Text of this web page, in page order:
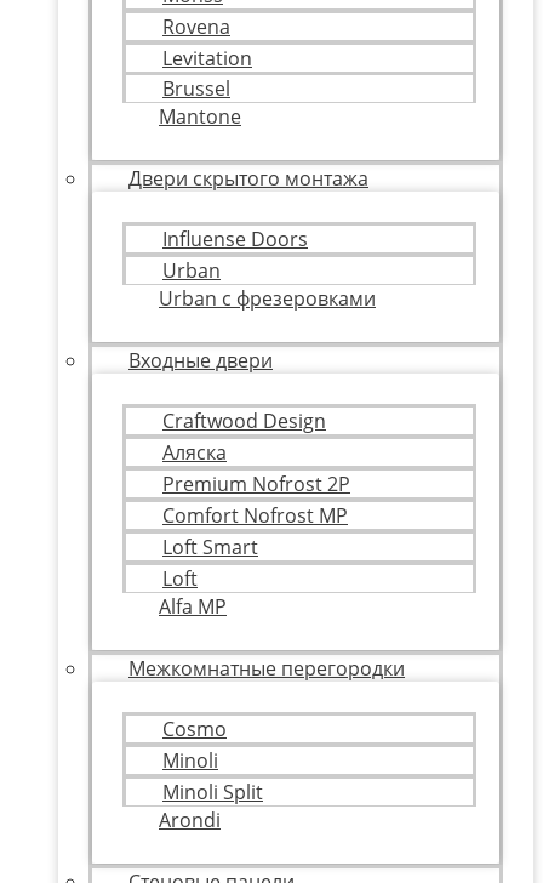
Rovena
Levitation
Brussel
Mantone
Двери скрытого монтажа
Influense Doors
Urban
Urban с фрезеровками
Входные двери
Craftwood Design
Аляска
Premium Nofrost 2P
Comfort Nofrost MP
Loft Smart
Loft
Alfa MP
Межкомнатные перегородки
Cosmo
Minoli
Minoli Split
Arondi